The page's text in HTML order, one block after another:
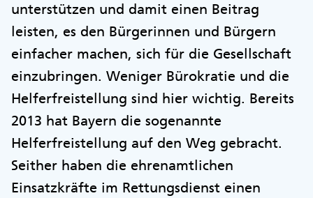
unterstützen und damit einen Beitrag
leisten, es den Bürgerinnen und Bürgern
einfacher machen, sich für die Gesellschaft
einzubringen. Weniger Bürokratie und die
Helferfreistellung sind hier wichtig. Bereits
2013 hat Bayern die sogenannte
Helferfreistellung auf den Weg gebracht.
Seither haben die ehrenamtlichen
Einsatzkräfte im Rettungsdienst einen